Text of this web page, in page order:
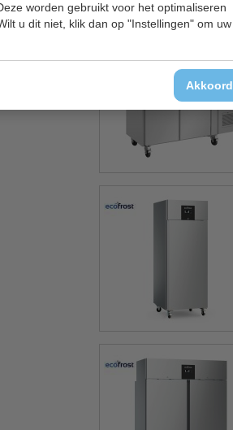
worden gebruikt voor het optimaliseren
u dit niet, klik dan op "Instellingen" om uw
Akkoord